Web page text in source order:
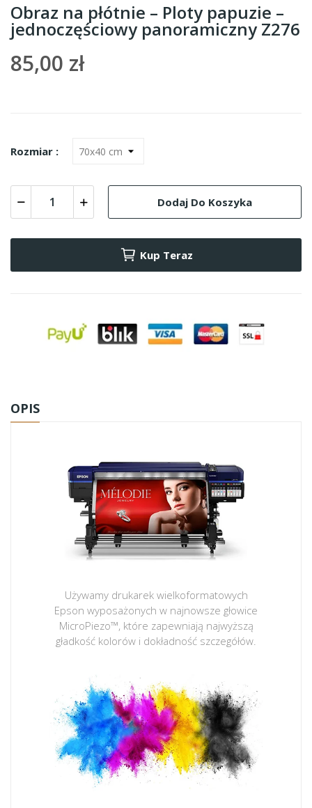
Obraz na płótnie – Ploty papuzie –
jednoczęściowy panoramiczny Z276
85,00 zł
Rozmiar :
Dodaj Do Koszyka
Kup Teraz
OPIS
Używamy drukarek wielkoformatowych
Epson wyposażonych w najnowsze głowice
MicroPiezo™, które zapewniają najwyższą
gładkość kolorów i dokładność szczegółów.